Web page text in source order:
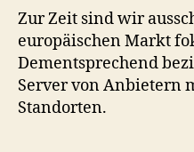
Zur Zeit sind wir
europäischen Markt
Dementsprechend
Server von Anbietern
Standorten.